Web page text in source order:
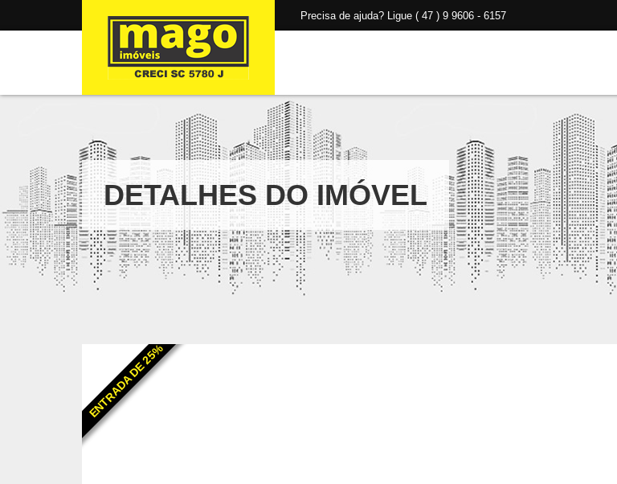
Precisa de ajuda? Ligue ( 47 ) 9 9606 - 6157
DETALHES DO IMÓVEL
ENTRADA DE 25%